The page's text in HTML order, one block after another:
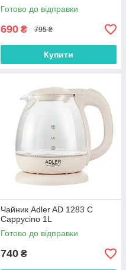
Готово до відправки
690 ₴ 795 ₴
Купити
Чайник Adler AD 1283 C
Cappycino 1L
Готово до відправки
740 ₴